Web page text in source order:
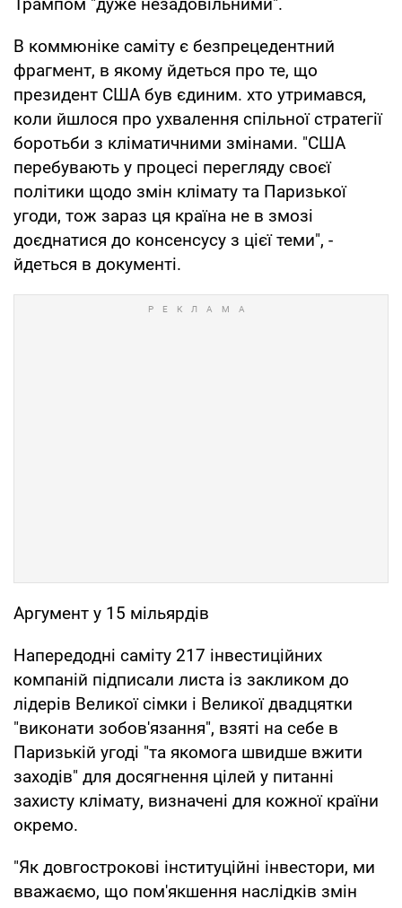
В коммюніке саміту є безпрецедентний
фрагмент, в якому йдеться про те, що
президент США був єдиним. хто утримався,
коли йшлося про ухвалення спільної стратегії
боротьби з кліматичними змінами. "США
перебувають у процесі перегляду своєї
політики щодо змін клімату та Паризької
угоди, тож зараз ця країна не в змозі
доєднатися до консенсусу з цієї теми", -
йдеться в документі.
Аргумент у 15 мільярдів
Напередодні саміту 217 інвестиційних
компаній підписали листа із закликом до
лідерів Великої сімки і Великої двадцятки
"виконати зобов'язання", взяті на себе в
Паризькій угоді "та якомога швидше вжити
заходів" для досягнення цілей у питанні
захисту клімату, визначені для кожної країни
окремо.
"Як довгострокові інституційні інвестори, ми
вважаємо, що пом'якшення наслідків змін